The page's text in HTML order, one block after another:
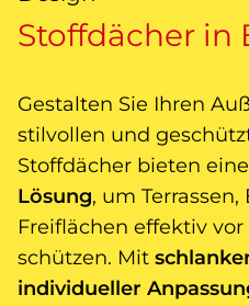
Stoffdächer in
Gestalten Sie Ihren
stilvollen und
Stoffdächer bieten eine
Lösung, um
Freiflächen effektiv
schützen. Mit
individueller